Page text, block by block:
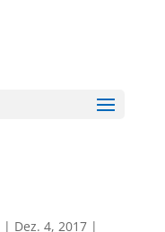
| Dez. 4, 2017|